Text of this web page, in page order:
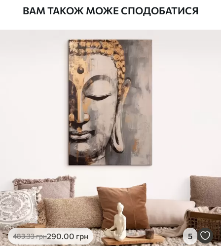
Від290.00грн
Яскраві, насичені кольори
Стійкість до вицвітання
Безпечне чорнило без запаху
Поверхня з текстурою полотна
Екологічний матеріал
Яскраві, насичені кольори
Стійкість до вицвітання
✓ Безпечне чорнило без запаху
✓Поверхня з текстурою полотна
✗Екологічний матеріал
Еко-Преміум
455 .00грн
ВАМ ТАКОЖ МОЖЕ СПОДОБАТИСЯ
483.33грн290.00 грн 5